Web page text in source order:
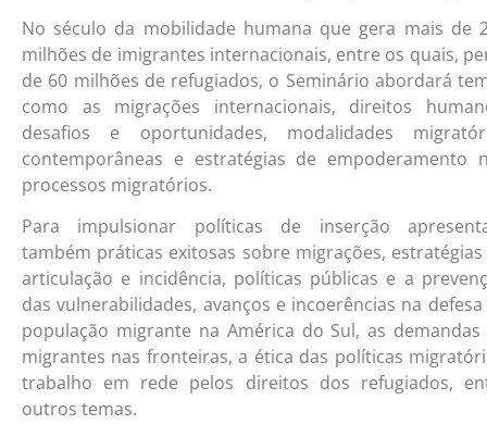
No século da mobilidade humana que gera mais de
milhões de imigrantes internacionais, entre os quais,
de 60 milhões de refugiados, o Seminário abordará
como as migrações internacionais, direitos
desafios e oportunidades, modalidades
contemporâneas e estratégias de empoderamento
processos migratórios.
Para impulsionar políticas de inserção
também práticas exitosas sobre migrações, estratégias
articulação e incidência, políticas públicas e a
das vulnerabilidades, avanços e incoerências na
população migrante na América do Sul, as demandas
migrantes nas fronteiras, a ética das políticas
trabalho em rede pelos direitos dos refugiados,
outros temas.